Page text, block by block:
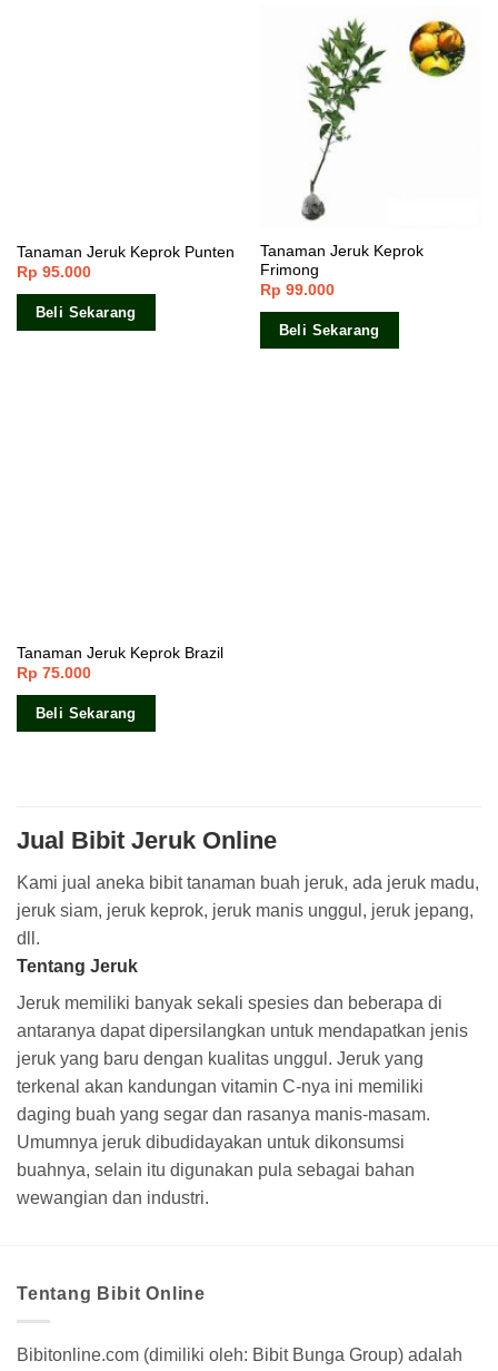
Tanaman Jeruk Keprok Punten
Rp 95.000
Beli Sekarang
Tanaman Jeruk Keprok
Frimong
Rp 99.000
Beli Sekarang
Tanaman Jeruk Keprok Brazil
Rp 75.000
Beli Sekarang
Jual Bibit Jeruk Online
Kami jual aneka bibit tanaman buah jeruk, ada jeruk madu,
jeruk siam, jeruk keprok, jeruk manis unggul, jeruk jepang,
dll.
Tentang Jeruk
Jeruk memiliki banyak sekali spesies dan beberapa di
antaranya dapat dipersilangkan untuk mendapatkan jenis
jeruk yang baru dengan kualitas unggul. Jeruk yang
terkenal akan kandungan vitamin C-nya ini memiliki
daging buah yang segar dan rasanya manis-masam.
Umumnya jeruk dibudidayakan untuk dikonsumsi
buahnya, selain itu digunakan pula sebagai bahan
wewangian dan industri.
Tentang Bibit Online
Bibitonline.com (dimiliki oleh: Bibit Bunga Group) adalah